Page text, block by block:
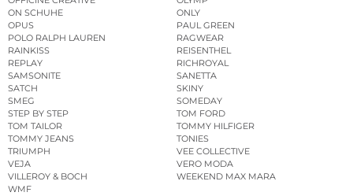
ON SCHUHE
ONLY
OPUS
PAUL GREEN
POLO RALPH LAUREN
RAGWEAR
RAINKISS
REISENTHEL
REPLAY
RICHROYAL
SAMSONITE
SANETTA
SATCH
SKINY
SMEG
SOMEDAY
STEP BY STEP
TOM FORD
TOM TAILOR
TOMMY HILFIGER
TOMMY JEANS
TONIES
TRIUMPH
VEE COLLECTIVE
VEJA
VERO MODA
VILLEROY & BOCH
WEEKEND MAX MARA
WMF